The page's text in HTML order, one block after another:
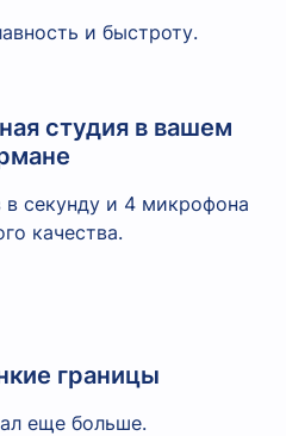
и быстроту.
студия в вашем
секунду и 4 микрофона
качества.
границы
еще больше.